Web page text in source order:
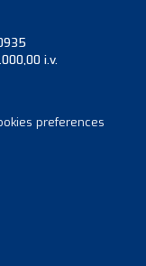
i.v.
preferences